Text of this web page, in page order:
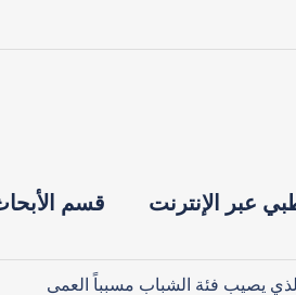
عبر الإنترنت قسم
يصيب فئة الشباب مسبباً العمى